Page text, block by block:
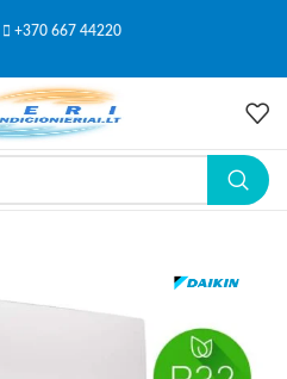
+370 667 44220